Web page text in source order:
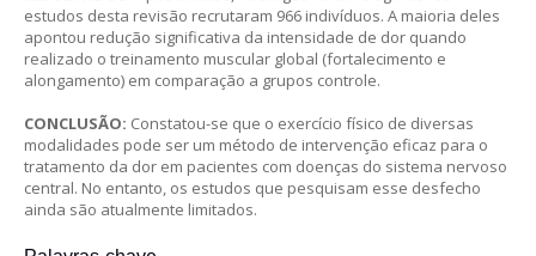
estudos desta revisão recrutaram 966 indivíduos. A maioria deles
apontou redução significativa da intensidade de dor quando
realizado o treinamento muscular global (fortalecimento e
alongamento) em comparação a grupos controle.
CONCLUSÃO: Constatou-se que o exercício físico de diversas
modalidades pode ser um método de intervenção eficaz para o
tratamento da dor em pacientes com doenças do sistema nervoso
central. No entanto, os estudos que pesquisam esse desfecho
ainda são atualmente limitados.